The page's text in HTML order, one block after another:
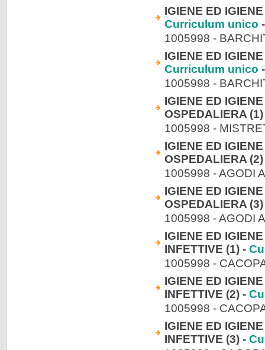
IGIENE ED
Curriculum unico
1005998 -
IGIENE ED
Curriculum unico
1005998 -
IGIENE ED
OSPEDALIERA
1005998 -
IGIENE ED
OSPEDALIERA
1005998 - AGODI
IGIENE ED
OSPEDALIERA
1005998 - AGODI
IGIENE ED
INFETTIVE (1) -
1005998 -
IGIENE ED
INFETTIVE (2) -
1005998 -
IGIENE ED
INFETTIVE (3) -